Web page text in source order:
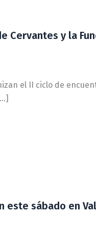
Cervantes y la
el II ciclo de
este sábado en